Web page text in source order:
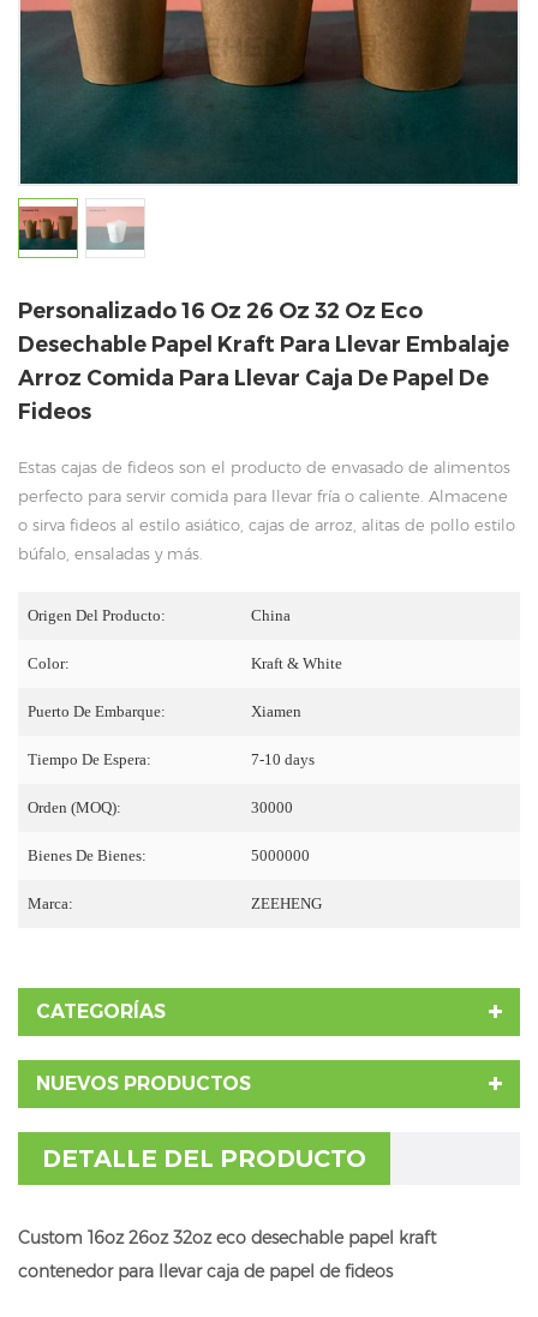
Personalizado 16 Oz 26 Oz 32 Oz Eco
Desechable Papel Kraft Para Llevar Embalaje
Arroz Comida Para Llevar Caja De Papel De
Fideos
Estas cajas de fideos son el producto de envasado de alimentos
perfecto para servir comida para llevar fría o caliente. Almacene
o sirva fideos al estilo asiático, cajas de arroz, alitas de pollo estilo
búfalo, ensaladas y más.
Origen Del Producto: China
Color: Kraft & White
Puerto De Embarque: Xiamen
Tiempo De Espera: 7-10 days
Orden (MOQ): 30000
Bienes De Bienes: 5000000
Marca: ZEEHENG
CATEGORÍAS
NUEVOS PRODUCTOS
DETALLE DEL PRODUCTO
Custom 16oz 26oz 32oz eco desechable papel kraft
contenedor para llevar caja de papel de fideos